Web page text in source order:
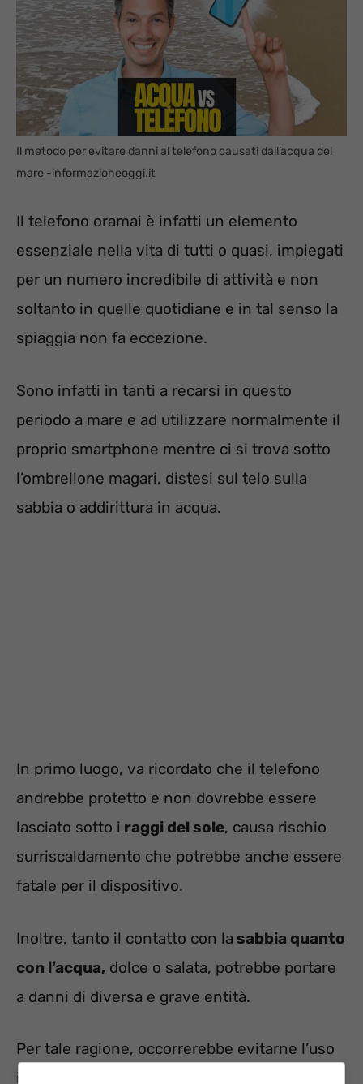
Il metodo per evitare danni al telefono causati dall’acqua del
mare -informazioneoggi.it
Il telefono oramai è infatti un elemento
essenziale nella vita di tutti o quasi, impiegati
per un numero incredibile di attività e non
soltanto in quelle quotidiane e in tal senso la
spiaggia non fa eccezione.
Sono infatti in tanti a recarsi in questo
periodo a mare e ad utilizzare normalmente il
proprio smartphone mentre ci si trova sotto
l’ombrellone magari, distesi sul telo sulla
sabbia o addirittura in acqua.
In primo luogo, va ricordato che il telefono
andrebbe protetto e non dovrebbe essere
lasciato sotto i raggi del sole, causa rischio
surriscaldamento che potrebbe anche essere
fatale per il dispositivo.
Inoltre, tanto il contatto con la sabbia quanto
con l’acqua, dolce o salata, potrebbe portare
a danni di diversa e grave entità.
Per tale ragione, occorrerebbe evitarne l’uso
in questi contesti. Oppure, quantomeno,